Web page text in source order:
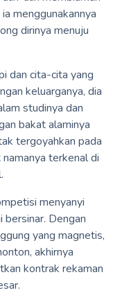
menggunakannya
dirinya menuju
dan cita-cita yang
keluarganya, dia
studinya dan
bakat alaminya
tergoyahkan pada
terkenal di
menyanyi
bersinar. Dengan
yang magnetis,
akhirnya
kontrak rekaman